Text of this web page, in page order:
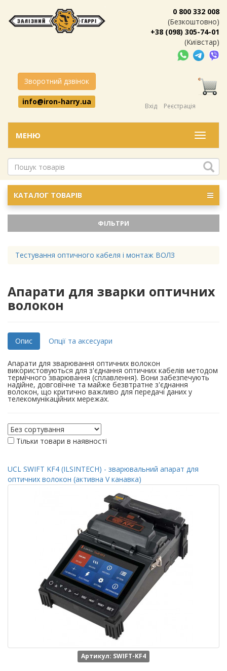
0 800 332 008
(Безкоштовно)
+38 (098) 305-74-01
(Київстар)
Зворотний дзвінок
info@iron-harry.ua
Вхід Реєстрація
Меню
МЕНЮ
КАТАЛОГ ТОВАРІВ
ФІЛЬТРИ
Тестування оптичного кабеля і монтаж ВОЛЗ
Апарати для зварки оптичних
волокон
Опис Опції та аксесуари
Апарати для зварювання оптичних волокон
використовуються для з'єднання оптичних кабелів методом
термічного зварювання (сплавлення). Вони забезпечують
надійне, довговічне та майже безвтратне з'єднання
волокон, що критично важливо для передачі даних у
телекомунікаційних мережах.
Тільки товари в наявності
UCL SWIFT KF4 (ILSINTECH) - зварювальний апарат для
оптичних волокон (активна V канавка)
Артикул: SWIFT-KF4